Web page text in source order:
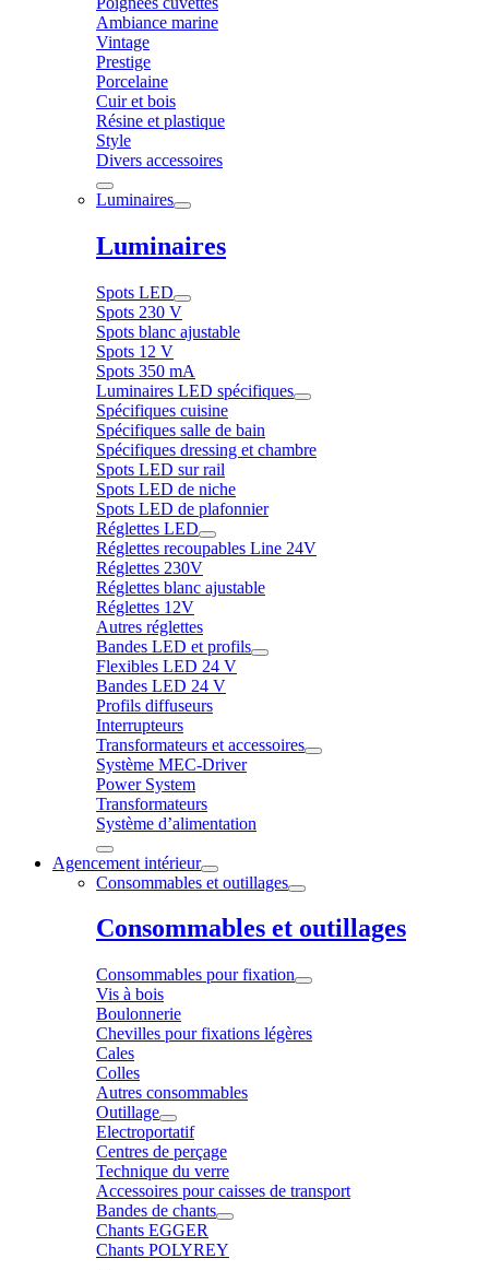
Ambiance marine
Vintage
Prestige
Porcelaine
Cuir et bois
Résine et plastique
Style
Divers accessoires
Luminaires
Luminaires
Spots LED
Spots 230 V
Spots blanc ajustable
Spots 12 V
Spots 350 mA
Luminaires LED spécifiques
Spécifiques cuisine
Spécifiques salle de bain
Spécifiques dressing et chambre
Spots LED sur rail
Spots LED de niche
Spots LED de plafonnier
Réglettes LED
Réglettes recoupables Line 24V
Réglettes 230V
Réglettes blanc ajustable
Réglettes 12V
Autres réglettes
Bandes LED et profils
Flexibles LED 24 V
Bandes LED 24 V
Profils diffuseurs
Interrupteurs
Transformateurs et accessoires
Système MEC-Driver
Power System
Transformateurs
Système d’alimentation
Agencement intérieur
Consommables et outillages
Consommables et outillages
Consommables pour fixation
Vis à bois
Boulonnerie
Chevilles pour fixations légères
Cales
Colles
Autres consommables
Outillage
Electroportatif
Centres de perçage
Technique du verre
Accessoires pour caisses de transport
Bandes de chants
Chants EGGER
Chants POLYREY